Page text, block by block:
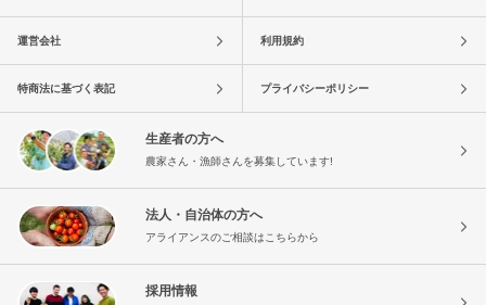
運営会社 利用規約
特商法に基づく表記 プライバシーポリシー
生産者の方へ
農家さん・漁師さんを募集しています!
法人・自治体の方へ
アライアンスのご相談はこちらから
採用情報